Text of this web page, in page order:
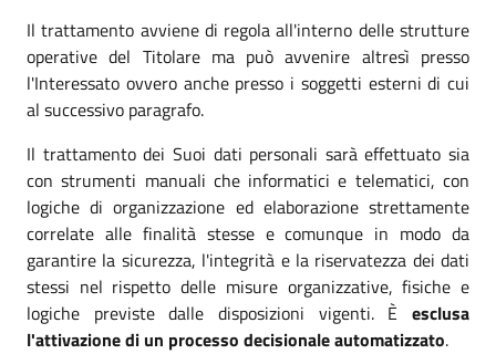
Il trattamento avviene di regola all'interno delle strutture
operative del Titolare ma può avvenire altresì presso
l'Interessato ovvero anche presso i soggetti esterni di cui
al successivo paragrafo.
Il trattamento dei Suoi dati personali sarà effettuato sia
con strumenti manuali che informatici e telematici, con
logiche di organizzazione ed elaborazione strettamente
correlate alle finalità stesse e comunque in modo da
garantire la sicurezza, l'integrità e la riservatezza dei dati
stessi nel rispetto delle misure organizzative, fisiche e
logiche previste dalle disposizioni vigenti. È esclusa
l'attivazione di un processo decisionale automatizzato.